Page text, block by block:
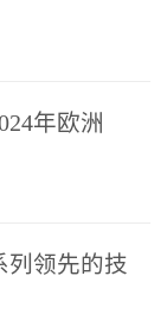
驱动AI与
年欧洲
列领先的技
参展2024